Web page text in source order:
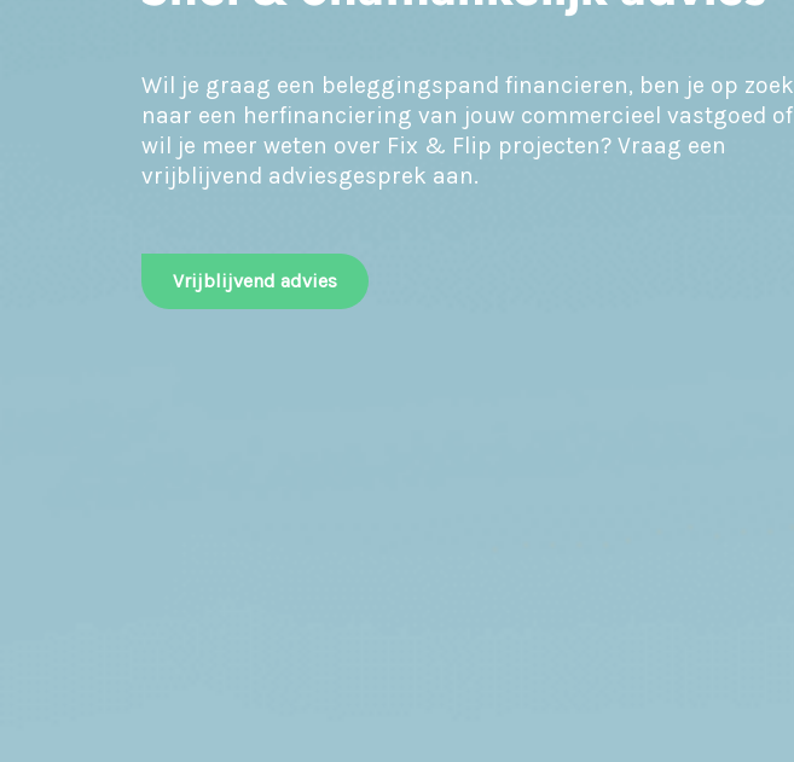
Wil je graag een beleggingspand financieren, ben je op zoek
naar een herfinanciering van jouw commercieel vastgoed of
wil je meer weten over Fix & Flip projecten? Vraag een
vrijblijvend adviesgesprek aan.
Vrijblijvend advies